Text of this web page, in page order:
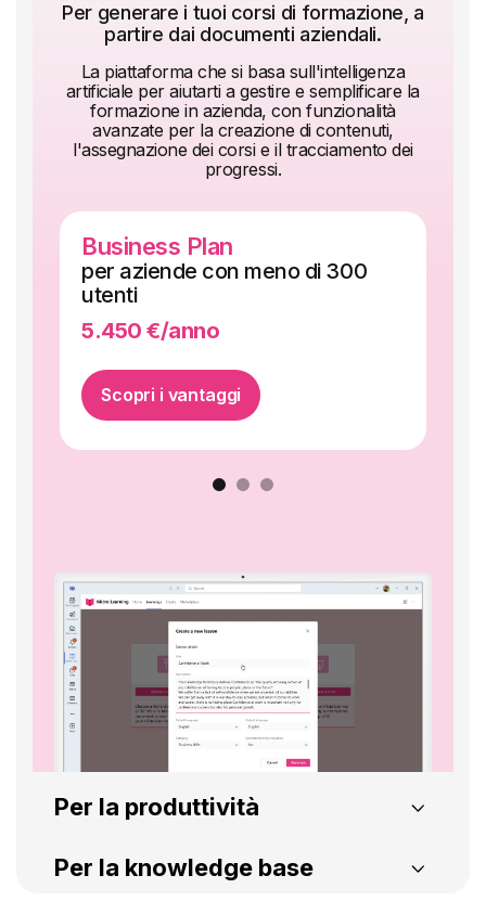
Per generare i tuoi corsi di formazione, a
partire dai documenti aziendali.
La piattaforma che si basa sull'intelligenza
artificiale per aiutarti a gestire e semplificare la
formazione in azienda, con funzionalità
avanzate per la creazione di contenuti,
l'assegnazione dei corsi e il tracciamento dei
progressi.
Business Plan
per aziende con meno di 300
utenti
5.450 €/anno
Scopri i vantaggi
Per la produttività
Gestione documentale Ticket di supporto
Per la knowledge base